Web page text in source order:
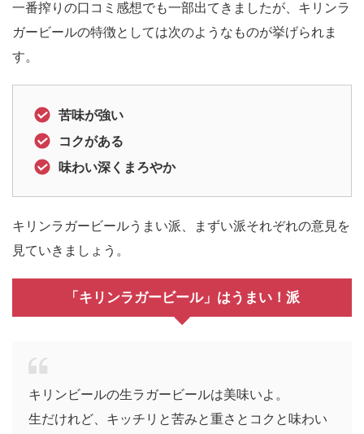
一番搾りの口コミ感想でも一部出てきましたが、キリンラ
ガービールの特徴としては次のようなものが挙げられま
す。
苦味が強い
コクがある
味わい深くまろやか
キリンラガービールうまい派、まずい派それぞれの意見を
見ていきましょう。
「キリンラガービール」はうまい！派
キリンビールの生ラガービールは美味いよ。
生だけれど、キッチリと苦みと重さとコクと味わい